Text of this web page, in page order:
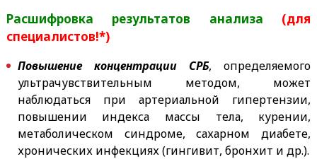
Расшифровка результатов анализа (для
специалистов!*)
Повышение концентрации СРБ, определяемого
ультрачувствительным методом, может
наблюдаться при артериальной гипертензии,
повышении индекса массы тела, курении,
метаболическом синдроме, сахарном диабете,
хронических инфекциях (гингивит, бронхит и др.).